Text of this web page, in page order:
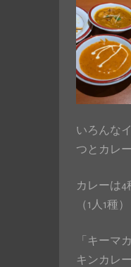
いろんな
つとカレ
カレーは4
（1人1種）
「キーマ
キンカレ